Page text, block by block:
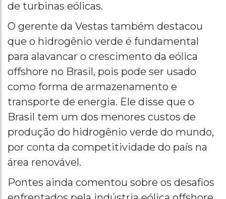
de turbinas eólicas.
O gerente da Vestas também destacou
que o hidrogênio verde é fundamental
para alavancar o crescimento da eólica
offshore no Brasil, pois pode ser usado
como forma de armazenamento e
transporte de energia. Ele disse que o
Brasil tem um dos menores custos de
produção do hidrogênio verde do mundo,
por conta da competitividade do país na
área renovável.
Pontes ainda comentou sobre os desafios